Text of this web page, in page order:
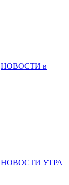
НОВОСТИ в
НОВОСТИ УТРА